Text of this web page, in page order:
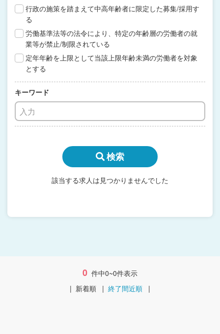
行政の施策を踏まえて中高年齢者に限定した募集/採用す
る
労働基準法等の法令により、特定の年齢層の労働者の就
業等が禁止/制限されている
定年年齢を上限として当該上限年齢未満の労働者を対象
とする
キーワード
検索
該当する求人は見つかりませんでした
0 件中0~0件表示
| 新着順 | 終了間近順 |